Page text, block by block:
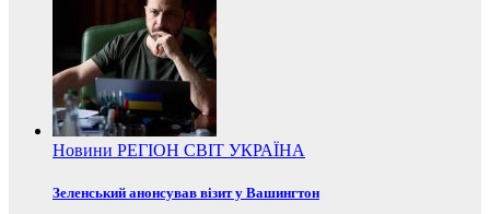
Новини РЕГІОН СВІТ УКРАЇНА
Зеленський анонсував візит у Вашингтон